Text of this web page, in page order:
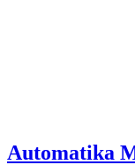
Automatika